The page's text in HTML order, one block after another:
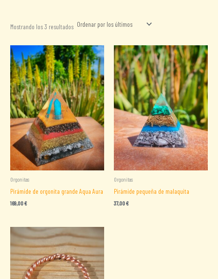
Mostrando los 3 resultadosOrdenado
últimos
Orgonitas
Pirámide de orgonita grande Aqua Aura
169,00€
Orgonitas
Pirámide pequeña de malaquita
37,00€